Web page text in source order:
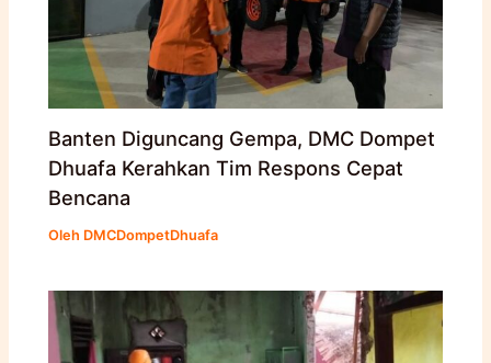
Banten Diguncang Gempa, DMC Dompet
Dhuafa Kerahkan Tim Respons Cepat
Bencana
Oleh DMCDompetDhuafa